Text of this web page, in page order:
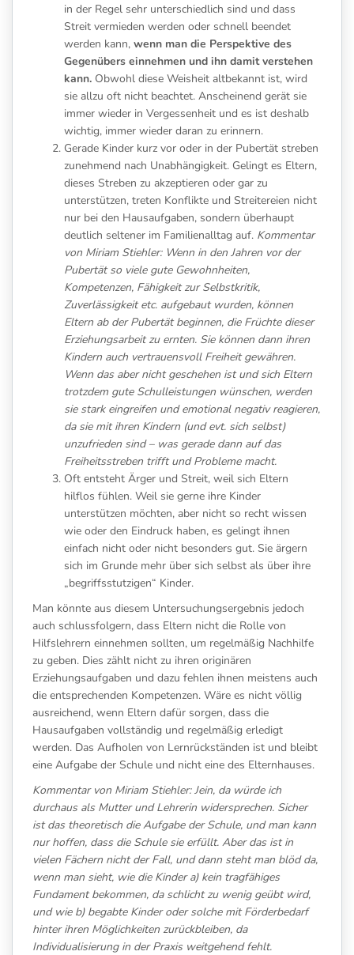
in der Regel sehr unterschiedlich sind und dass
Streit vermieden werden oder schnell beendet
werden kann, wenn man die Perspektive des
Gegenübers einnehmen und ihn damit verstehen
kann. Obwohl diese Weisheit altbekannt ist, wird
sie allzu oft nicht beachtet. Anscheinend gerät sie
immer wieder in Vergessenheit und es ist deshalb
wichtig, immer wieder daran zu erinnern.
Gerade Kinder kurz vor oder in der Pubertät streben
zunehmend nach Unabhängigkeit. Gelingt es Eltern,
dieses Streben zu akzeptieren oder gar zu
unterstützen, treten Konflikte und Streitereien nicht
nur bei den Hausaufgaben, sondern überhaupt
deutlich seltener im Familienalltag auf. Kommentar
von Miriam Stiehler: Wenn in den Jahren vor der
Pubertät so viele gute Gewohnheiten,
Kompetenzen, Fähigkeit zur Selbstkritik,
Zuverlässigkeit etc. aufgebaut wurden, können
Eltern ab der Pubertät beginnen, die Früchte dieser
Erziehungsarbeit zu ernten. Sie können dann ihren
Kindern auch vertrauensvoll Freiheit gewähren.
Wenn das aber nicht geschehen ist und sich Eltern
trotzdem gute Schulleistungen wünschen, werden
sie stark eingreifen und emotional negativ reagieren,
da sie mit ihren Kindern (und evt. sich selbst)
unzufrieden sind – was gerade dann auf das
Freiheitsstreben trifft und Probleme macht.
Oft entsteht Ärger und Streit, weil sich Eltern
hilflos fühlen. Weil sie gerne ihre Kinder
unterstützen möchten, aber nicht so recht wissen
wie oder den Eindruck haben, es gelingt ihnen
einfach nicht oder nicht besonders gut. Sie ärgern
sich im Grunde mehr über sich selbst als über ihre
„begriffsstutzigen“ Kinder.
Man könnte aus diesem Untersuchungsergebnis jedoch
auch schlussfolgern, dass Eltern nicht die Rolle von
Hilfslehrern einnehmen sollten, um regelmäßig Nachhilfe
zu geben. Dies zählt nicht zu ihren originären
Erziehungsaufgaben und dazu fehlen ihnen meistens auch
die entsprechenden Kompetenzen. Wäre es nicht völlig
ausreichend, wenn Eltern dafür sorgen, dass die
Hausaufgaben vollständig und regelmäßig erledigt
werden. Das Aufholen von Lernrückständen ist und bleibt
eine Aufgabe der Schule und nicht eine des Elternhauses.
Kommentar von Miriam Stiehler: Jein, da würde ich
durchaus als Mutter und Lehrerin widersprechen. Sicher
ist das theoretisch die Aufgabe der Schule, und man kann
nur hoffen, dass die Schule sie erfüllt. Aber das ist in
vielen Fächern nicht der Fall, und dann steht man blöd da,
wenn man sieht, wie die Kinder a) kein tragfähiges
Fundament bekommen, da schlicht zu wenig geübt wird,
und wie b) begabte Kinder oder solche mit Förderbedarf
hinter ihren Möglichkeiten zurückbleiben, da
Individualisierung in der Praxis weitgehend fehlt.